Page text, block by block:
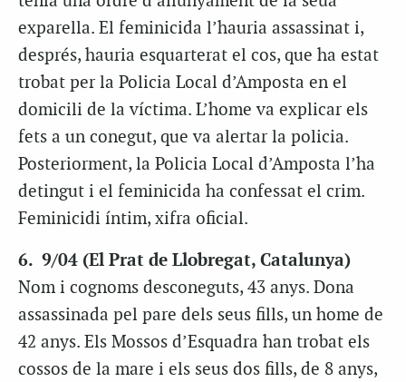
exparella. El feminicida l’hauria assassinat i,
després, hauria esquarterat el cos, que ha estat
trobat per la Policia Local d’Amposta en el
domicili de la víctima. L’home va explicar els
fets a un conegut, que va alertar la policia.
Posteriorment, la Policia Local d’Amposta l’ha
detingut i el feminicida ha confessat el crim.
Feminicidi íntim, xifra oficial.
6. 9/04 (El Prat de Llobregat, Catalunya)
Nom i cognoms desconeguts, 43 anys. Dona
assassinada pel pare dels seus fills, un home de
42 anys. Els Mossos d’Esquadra han trobat els
cossos de la mare i els seus dos fills, de 8 anys,